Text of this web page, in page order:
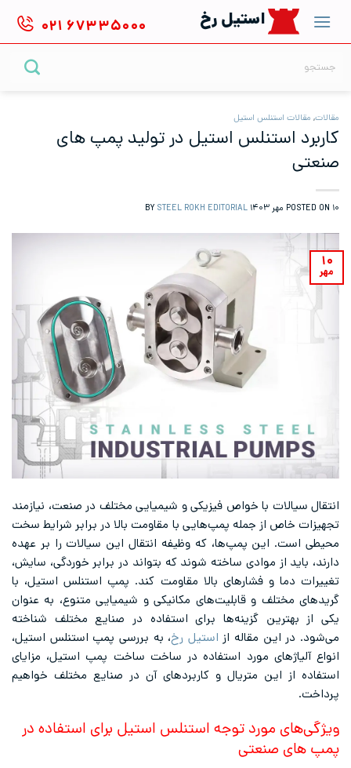
content
استیل رخ ۰۲۱ ۶۷۳۳۵۰۰۰
مقالات, مقالات استنلس استیل
کاربرد استنلس استیل در تولید پمپ های
صنعتی
POSTED ON ۱۰ مهر ۱۴۰۳ STEEL ROKH EDITORIAL
۱۰
مهر
انتقال سیالات با خواص فیزیکی و شیمیایی مختلف در صنعت، نیازمند
تجهیزات خاص از جمله پمپ‌هایی با مقاومت بالا در برابر شرایط سخت
محیطی است. این پمپ‌ها، که وظیفه انتقال این سیالات را بر عهده
دارند، باید از موادی ساخته شوند که بتواند در برابر خوردگی، سایش،
تغییرات دما و فشارهای بالا مقاومت کند. پمپ استنلس استیل، با
گریدهای مختلف و قابلیت‌های مکانیکی و شیمیایی متنوع، به عنوان
یکی از بهترین گزینه‌ها برای استفاده در صنایع مختلف شناخته
می‌شود. در این مقاله از استیل رخ، به بررسی پمپ استنلس استیل،
انواع آلیاژهای مورد استفاده در ساخت ساخت پمپ استیل، مزایای
استفاده از این متریال و کاربردهای آن در صنایع مختلف خواهیم
پرداخت.
ویژگی‌های مورد توجه استنلس استیل برای استفاده در
پمپ های صنعتی